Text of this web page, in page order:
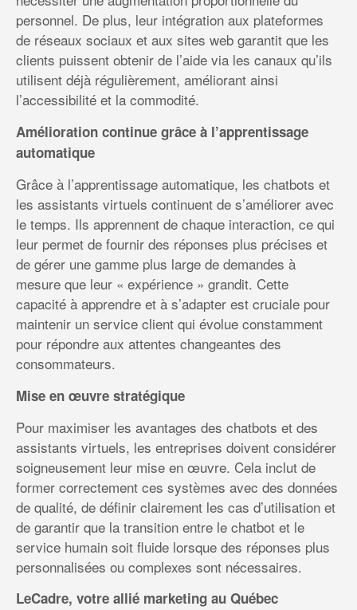
personnel. De plus, leur intégration aux plateformes
de réseaux sociaux et aux sites web garantit que les
clients puissent obtenir de l’aide via les canaux qu’ils
utilisent déjà régulièrement, améliorant ainsi
l’accessibilité et la commodité.
Amélioration continue grâce à l’apprentissage
automatique
Grâce à l’apprentissage automatique, les chatbots et
les assistants virtuels continuent de s’améliorer avec
le temps. Ils apprennent de chaque interaction, ce qui
leur permet de fournir des réponses plus précises et
de gérer une gamme plus large de demandes à
mesure que leur « expérience » grandit. Cette
capacité à apprendre et à s’adapter est cruciale pour
maintenir un service client qui évolue constamment
pour répondre aux attentes changeantes des
consommateurs.
Mise en œuvre stratégique
Pour maximiser les avantages des chatbots et des
assistants virtuels, les entreprises doivent considérer
soigneusement leur mise en œuvre. Cela inclut de
former correctement ces systèmes avec des données
de qualité, de définir clairement les cas d’utilisation et
de garantir que la transition entre le chatbot et le
service humain soit fluide lorsque des réponses plus
personnalisées ou complexes sont nécessaires.
LeCadre, votre allié marketing au Québec